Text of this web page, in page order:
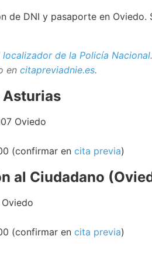
de DNI y pasaporte en Oviedo.
localizador de la Policía Nacional
en citapreviadnie.es.
Asturias
Oviedo
(confirmar en cita previa)
al Ciudadano
(confirmar en cita previa)